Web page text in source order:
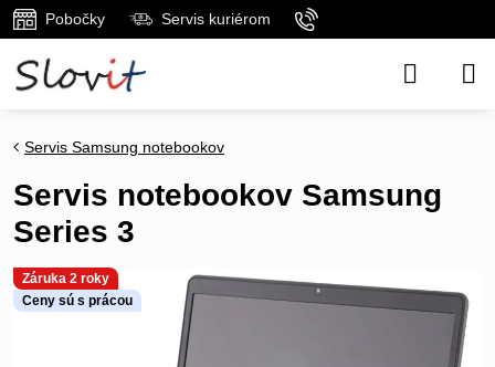
Pobočky Servis kuriérom
Záruka 2 roky
Ceny sú s prácou
Servis Samsung notebookov
Servis notebookov Samsung
Series 3